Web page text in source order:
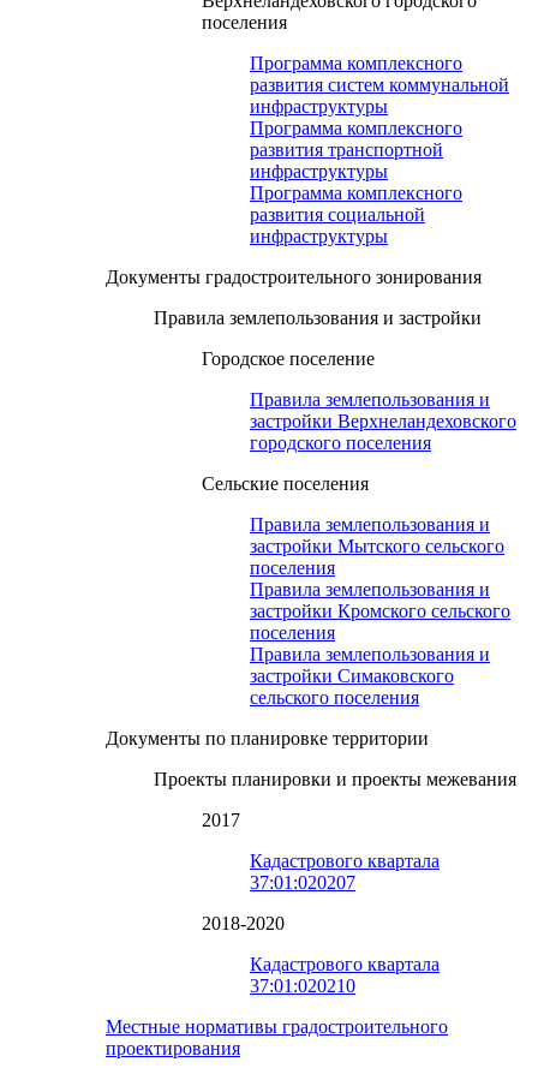
поселения
Программа комплексного
развития систем коммунальной
инфраструктуры
Программа комплексного
развития транспортной
инфраструктуры
Программа комплексного
развития социальной
инфраструктуры
Документы градостроительного зонирования
Правила землепользования и застройки
Городское поселение
Правила землепользования и
застройки Верхнеландеховского
городского поселения
Сельские поселения
Правила землепользования и
застройки Мытского сельского
поселения
Правила землепользования и
застройки Кромского сельского
поселения
Правила землепользования и
застройки Симаковского
сельского поселения
Документы по планировке территории
Проекты планировки и проекты межевания
2017
Кадастрового квартала
37:01:020207
2018-2020
Кадастрового квартала
37:01:020210
Местные нормативы градостроительного
проектирования